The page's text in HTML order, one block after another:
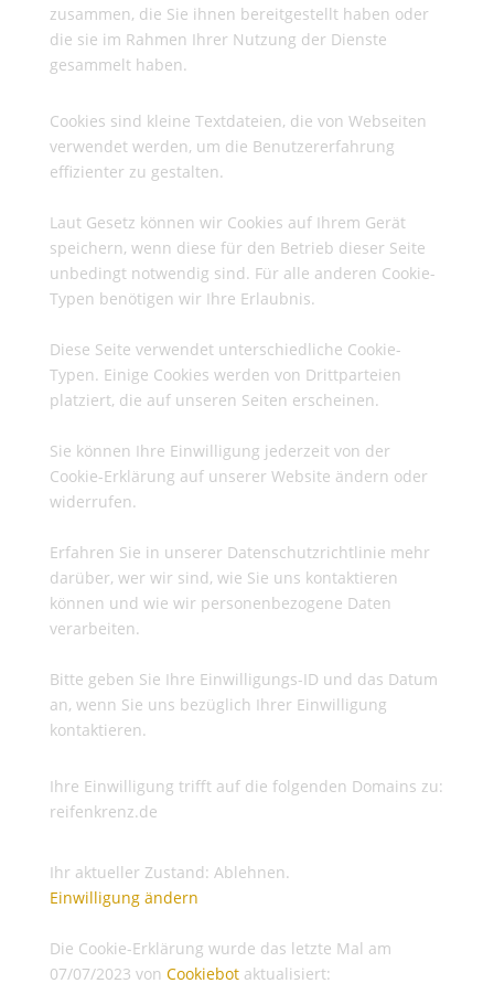
zusammen, die Sie ihnen bereitgestellt haben oder
die sie im Rahmen Ihrer Nutzung der Dienste
gesammelt haben.
Cookies sind kleine Textdateien, die von Webseiten
verwendet werden, um die Benutzererfahrung
effizienter zu gestalten.
Laut Gesetz können wir Cookies auf Ihrem Gerät
speichern, wenn diese für den Betrieb dieser Seite
unbedingt notwendig sind. Für alle anderen Cookie-
Typen benötigen wir Ihre Erlaubnis.
Diese Seite verwendet unterschiedliche Cookie-
Typen. Einige Cookies werden von Drittparteien
platziert, die auf unseren Seiten erscheinen.
Sie können Ihre Einwilligung jederzeit von der
Cookie-Erklärung auf unserer Website ändern oder
widerrufen.
Erfahren Sie in unserer Datenschutzrichtlinie mehr
darüber, wer wir sind, wie Sie uns kontaktieren
können und wie wir personenbezogene Daten
verarbeiten.
Bitte geben Sie Ihre Einwilligungs-ID und das Datum
an, wenn Sie uns bezüglich Ihrer Einwilligung
kontaktieren.
Ihre Einwilligung trifft auf die folgenden Domains zu:
reifenkrenz.de
Ihr aktueller Zustand: Ablehnen.
Einwilligung ändern
Die Cookie-Erklärung wurde das letzte Mal am
07/07/2023 von Cookiebotaktualisiert: